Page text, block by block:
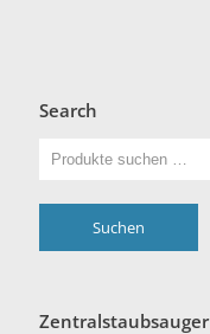
Search
Suchen
Zentralstaubsauger